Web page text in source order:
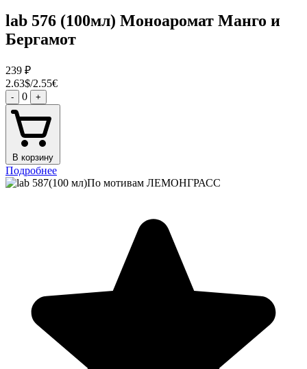
lab 576 (100мл) Моноаромат Манго и
Бергамот
239 ₽
2.63$/2.55€
- 0 +
В корзину
Подробнее